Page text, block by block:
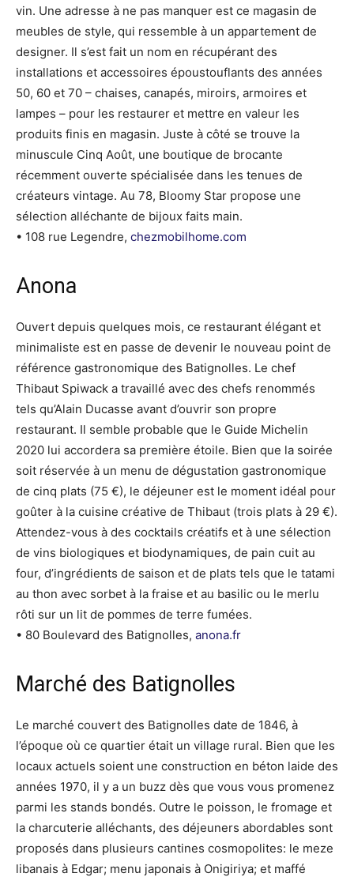
vin. Une adresse à ne pas manquer est ce magasin de
meubles de style, qui ressemble à un appartement de
designer. Il s’est fait un nom en récupérant des
installations et accessoires époustouflants des années
50, 60 et 70 – chaises, canapés, miroirs, armoires et
lampes – pour les restaurer et mettre en valeur les
produits finis en magasin. Juste à côté se trouve la
minuscule Cinq Août, une boutique de brocante
récemment ouverte spécialisée dans les tenues de
créateurs vintage. Au 78, Bloomy Star propose une
sélection alléchante de bijoux faits main.
• 108 rue Legendre, chezmobilhome.com
Anona
Ouvert depuis quelques mois, ce restaurant élégant et
minimaliste est en passe de devenir le nouveau point de
référence gastronomique des Batignolles. Le chef
Thibaut Spiwack a travaillé avec des chefs renommés
tels qu’Alain Ducasse avant d’ouvrir son propre
restaurant. Il semble probable que le Guide Michelin
2020 lui accordera sa première étoile. Bien que la soirée
soit réservée à un menu de dégustation gastronomique
de cinq plats (75 €), le déjeuner est le moment idéal pour
goûter à la cuisine créative de Thibaut (trois plats à 29 €).
Attendez-vous à des cocktails créatifs et à une sélection
de vins biologiques et biodynamiques, de pain cuit au
four, d’ingrédients de saison et de plats tels que le tatami
au thon avec sorbet à la fraise et au basilic ou le merlu
rôti sur un lit de pommes de terre fumées.
• 80 Boulevard des Batignolles, anona.fr
Marché des Batignolles
Le marché couvert des Batignolles date de 1846, à
l’époque où ce quartier était un village rural. Bien que les
locaux actuels soient une construction en béton laide des
années 1970, il y a un buzz dès que vous vous promenez
parmi les stands bondés. Outre le poisson, le fromage et
la charcuterie alléchants, des déjeuners abordables sont
proposés dans plusieurs cantines cosmopolites: le meze
libanais à Edgar; menu japonais à Onigiriya; et maffé